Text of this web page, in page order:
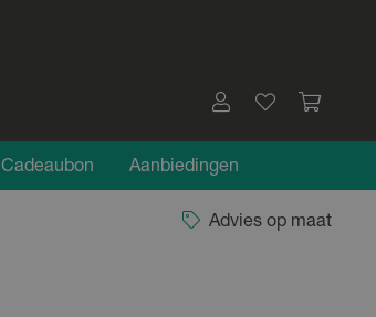
Cadeaubon Aanbiedingen
Advies op maat